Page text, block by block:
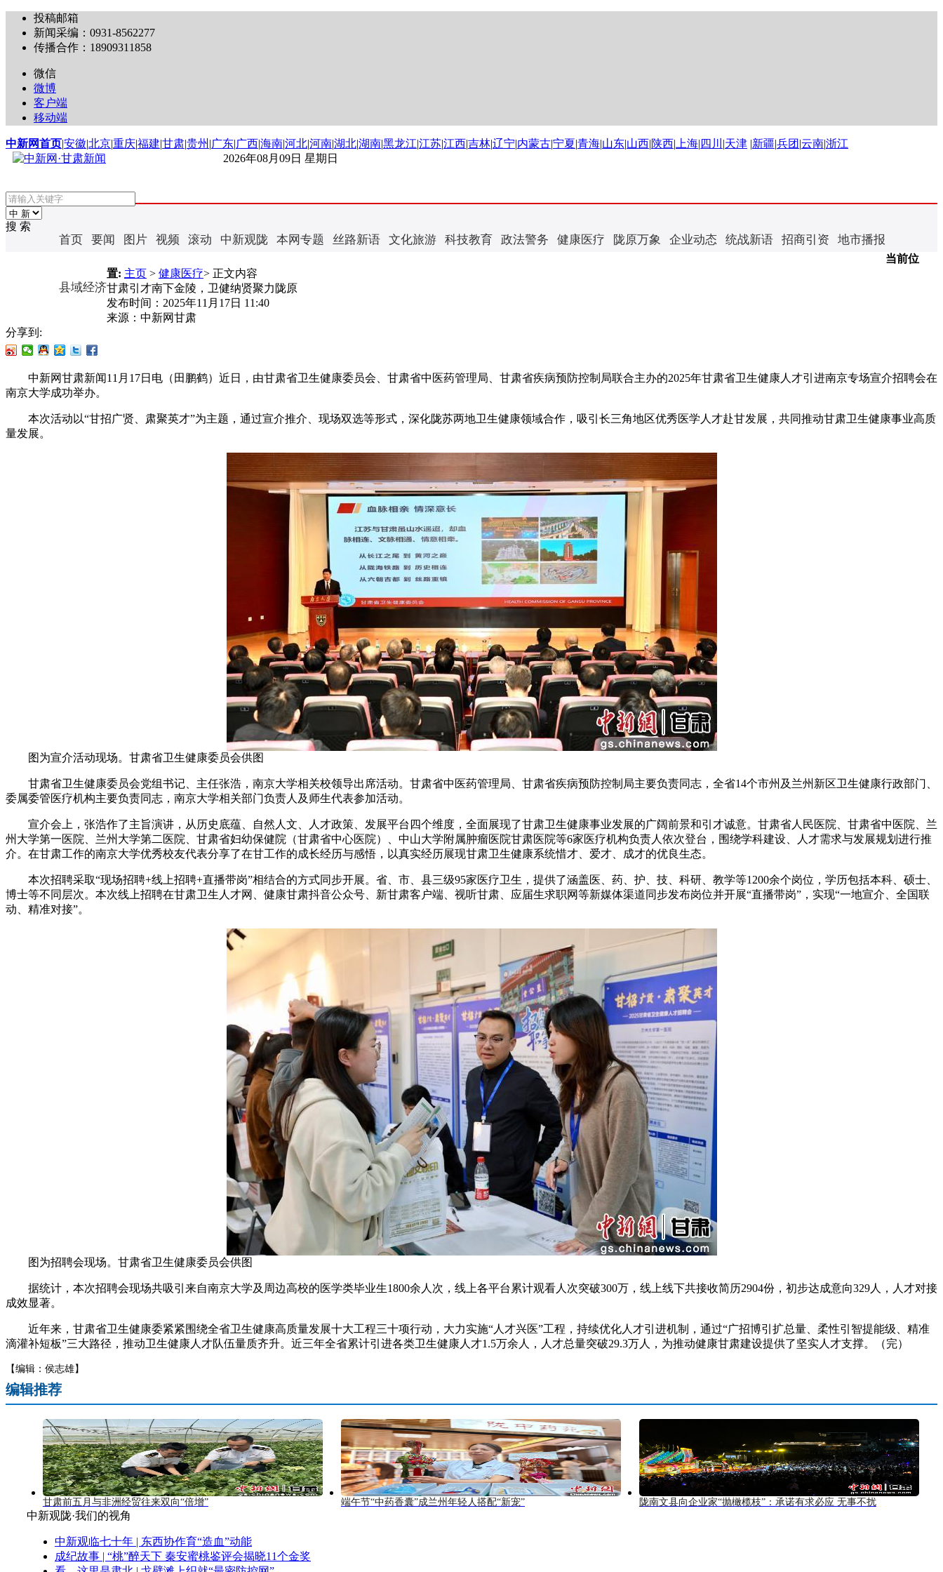
投稿邮箱
新闻采编：0931-8562277
传播合作：18909311858
微信
微博
客户端
移动端
中新网首页|安徽|北京|重庆|福建|甘肃|贵州 |广东|广西|海南|河北|河南|湖北|湖南|黑龙江|江苏|江西|吉林|辽宁|内蒙古|宁夏|青海|山东|山西|陕西| 上海| 四川 |天津 |新疆|兵团 |云南|浙江
2026年08月09日 星期日
搜 索
首页 要闻 图片 视频 滚动 中新观陇 本网专题 丝路新语 文化旅游 科技教育 政法警务 健康医疗 陇原万象 企业动态 统战新语 招商引资 地市播报
县域经济
当前位
置: 主页 > 健康医疗> 正文内容
甘肃引才南下金陵，卫健纳贤聚力陇原
发布时间： 2025年11月17日 11:40
来源： 中新网甘肃
分享到:
中新网甘肃新闻11月17日电（田鹏鹤）近日，由甘肃省卫生健康委员会、甘肃省中医药管理局、甘肃省疾病预防控制局联合主办的2025年甘肃省卫生健康人才引进南京专场宣介招聘会在
南京大学成功举办。
本次活动以“甘招广贤、肃聚英才”为主题，通过宣介推介、现场双选等形式，深化陇苏两地卫生健康领域合作，吸引长三角地区优秀医学人才赴甘发展，共同推动甘肃卫生健康事业高质
量发展。
图为宣介活动现场。甘肃省卫生健康委员会供图
甘肃省卫生健康委员会党组书记、主任张浩，南京大学相关校领导出席活动。甘肃省中医药管理局、甘肃省疾病预防控制局主要负责同志，全省14个市州及兰州新区卫生健康行政部门、
委属委管医疗机构主要负责同志，南京大学相关部门负责人及师生代表参加活动。
宣介会上，张浩作了主旨演讲，从历史底蕴、自然人文、人才政策、发展平台四个维度，全面展现了甘肃卫生健康事业发展的广阔前景和引才诚意。甘肃省人民医院、甘肃省中医院、兰
州大学第一医院、兰州大学第二医院、甘肃省妇幼保健院（甘肃省中心医院）、中山大学附属肿瘤医院甘肃医院等6家医疗机构负责人依次登台，围绕学科建设、人才需求与发展规划进行推
介。在甘肃工作的南京大学优秀校友代表分享了在甘工作的成长经历与感悟，以真实经历展现甘肃卫生健康系统惜才、爱才、成才的优良生态。
本次招聘采取“现场招聘+线上招聘+直播带岗”相结合的方式同步开展。省、市、县三级95家医疗卫生，提供了涵盖医、药、护、技、科研、教学等1200余个岗位，学历包括本科、硕士、
博士等不同层次。本次线上招聘在甘肃卫生人才网、健康甘肃抖音公众号、新甘肃客户端、视听甘肃、应届生求职网等新媒体渠道同步发布岗位并开展“直播带岗”，实现“一地宣介、全国联
动、精准对接”。
图为招聘会现场。甘肃省卫生健康委员会供图
据统计，本次招聘会现场共吸引来自南京大学及周边高校的医学类毕业生1800余人次，线上各平台累计观看人次突破300万，线上线下共接收简历2904份，初步达成意向329人，人才对接
成效显著。
近年来，甘肃省卫生健康委紧紧围绕全省卫生健康高质量发展十大工程三十项行动，大力实施“人才兴医”工程，持续优化人才引进机制，通过“广招博引扩总量、柔性引智提能级、精准
滴灌补短板”三大路径，推动卫生健康人才队伍量质齐升。近三年全省累计引进各类卫生健康人才1.5万余人，人才总量突破29.3万人，为推动健康甘肃建设提供了坚实人才支撑。（完）
【编辑：侯志雄】
编辑推荐
甘肃前五月与非洲经贸往来双向“倍增” 端午节“中药香囊”成兰州年轻人搭配“新宠” 陇南文县向企业家“抛橄榄枝”：承诺有求必应 无事不扰
中新观陇·我们的视角
中新观临七十年 | 东西协作育“造血”动能
成纪故事 | “桃”醉天下 秦安蜜桃鉴评会揭晓11个金奖